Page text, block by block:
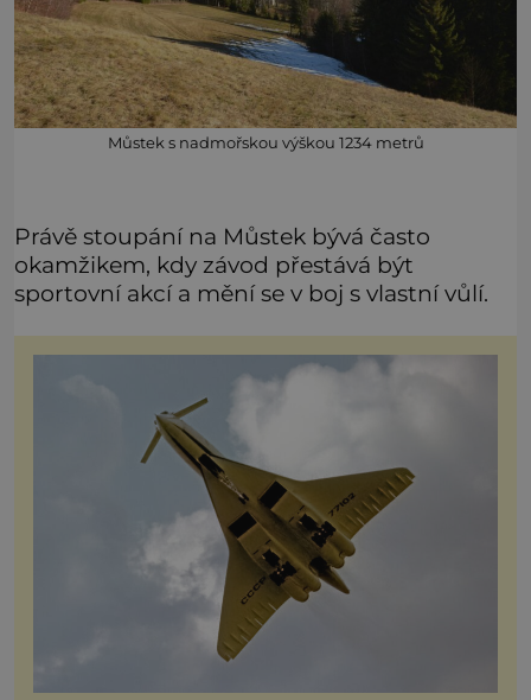
Můstek s nadmořskou výškou 1234 metrů
Právě stoupání na Můstek bývá často
okamžikem, kdy závod přestává být
sportovní akcí a mění se v boj s vlastní vůlí.